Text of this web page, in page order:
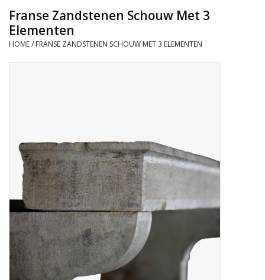
Toebehoren
Kacheltjes
Decoratieve Outdoor
Objecten
Vloeren - Steen, Terra Cotta
& Marmer
Outlet
Franse Zandstenen Schouw Met 3
Elementen
HOME/ FRANSE ZANDSTENEN SCHOUW MET 3 ELEMENTEN